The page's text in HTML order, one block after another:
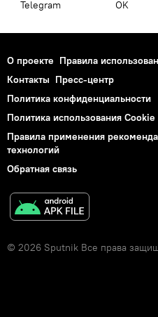
Telegram OK
О проекте Правила
Контакты Пресс-центр
Политика конфиденциальности
Политика использования Cookie
Правила применения
технологий
Обратная связь
© 2026 Sputnik Все права